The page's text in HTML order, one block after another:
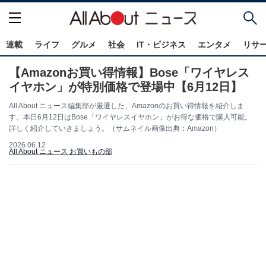
連載 ライフ グルメ 社会 IT・ビジネス エンタメ リサ
【Amazonお買い得情報】Bose「ワイヤレス
イヤホン」が特別価格で登場中【6月12日】
All About ニュース編集部が厳選した、Amazonのお買い得情報を紹介しま
す。本日6月12日はBose「ワイヤレスイヤホン」がお得な価格で購入可能。
詳しく紹介していきましょう。（サムネイル画像出典：Amazon）
2026.06.12
All About ニュース お買いもの部